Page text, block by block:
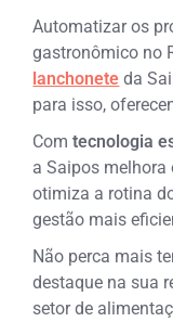
Automatizar os
gastronômico no
lanchonete da
para isso,
Com tecnologia
a Saipos melhora
otimiza a rotina
gestão mais
Não perca mais
destaque na sua
setor de